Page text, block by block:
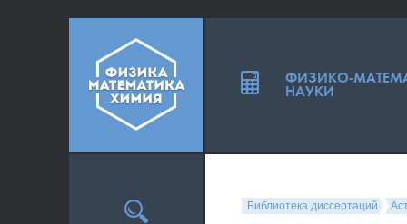
Библиотека диссертаций
ФИЗИКО-
НАУКИ